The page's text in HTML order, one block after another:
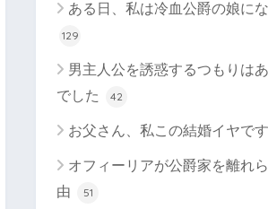
ある日、私は冷血公爵の娘に
129
男主人公を誘惑するつもりは
でした
42
お父さん、私この結婚イヤです
オフィーリアが公爵家を離れ
由
51